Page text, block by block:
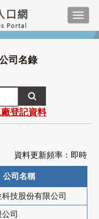
司名錄
登記資料
資料更新頻率：即時
公司名稱
技股份有限公司
司